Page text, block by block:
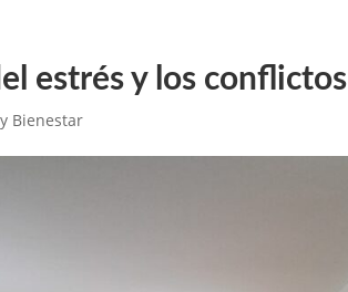
estrés y los conflictos
Bienestar